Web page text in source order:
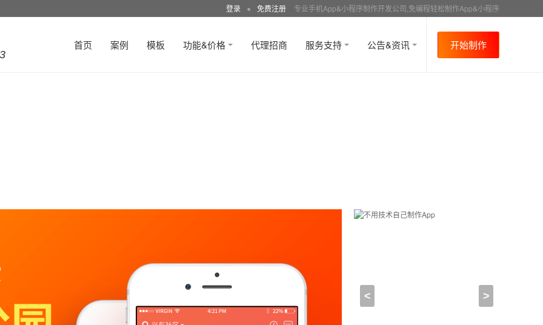
登录 ● 免费注册 专业手机App&小程序制作开发公司,免编程轻松制作App&小程序
首页 案例 模板 功能&价格 代理招商 服务支持 公告&资讯 开始制作
2023-02-09 17:00:00
< >